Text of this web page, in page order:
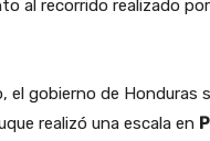
al recorrido realizado
el gobierno de
realizó una escala en